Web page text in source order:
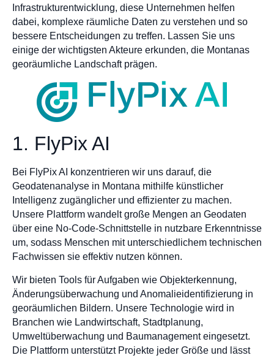
Infrastrukturentwicklung, diese Unternehmen helfen
dabei, komplexe räumliche Daten zu verstehen und so
bessere Entscheidungen zu treffen. Lassen Sie uns
einige der wichtigsten Akteure erkunden, die Montanas
georäumliche Landschaft prägen.
1. FlyPix AI
Bei FlyPix AI konzentrieren wir uns darauf, die
Geodatenanalyse in Montana mithilfe künstlicher
Intelligenz zugänglicher und effizienter zu machen.
Unsere Plattform wandelt große Mengen an Geodaten
über eine No-Code-Schnittstelle in nutzbare Erkenntnisse
um, sodass Menschen mit unterschiedlichem technischen
Fachwissen sie effektiv nutzen können.
Wir bieten Tools für Aufgaben wie Objekterkennung,
Änderungsüberwachung und Anomalieidentifizierung in
georäumlichen Bildern. Unsere Technologie wird in
Branchen wie Landwirtschaft, Stadtplanung,
Umweltüberwachung und Baumanagement eingesetzt.
Die Plattform unterstützt Projekte jeder Größe und lässt